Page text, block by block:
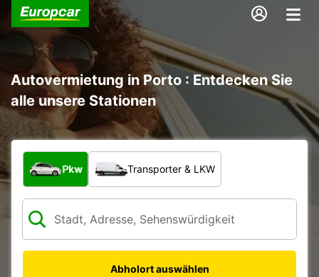
Autovermietung in Porto : Entdecken Sie
alle unsere Stationen
Welche Art von Fahrzeug?
Pkw Transporter & LKW
Abholort auswählen